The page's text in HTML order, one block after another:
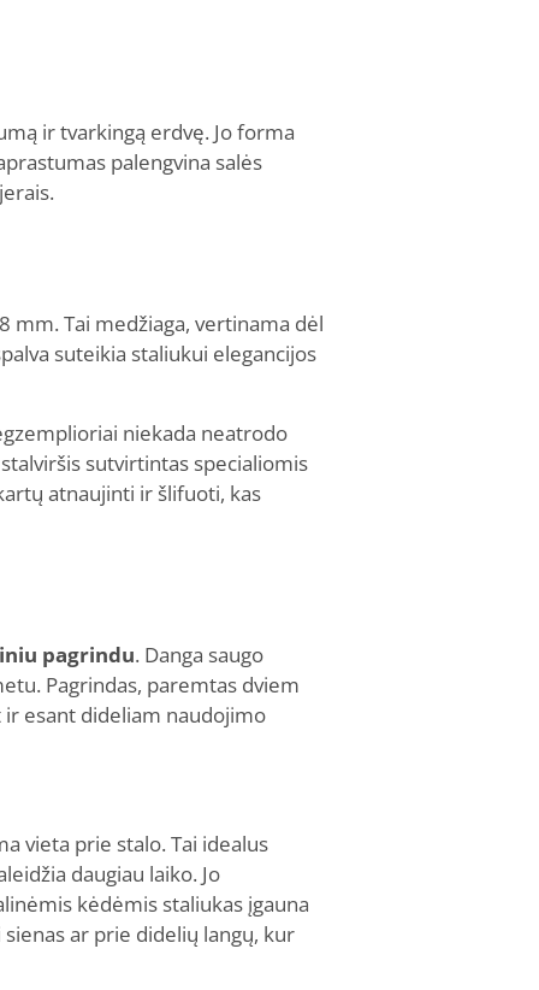
ir tvarkingą erdvę. Jo forma
palengvina salės
mm. Tai medžiaga, vertinama dėl
suteikia staliukui elegancijos
niekada neatrodo
sutvirtintas specialiomis
atnaujinti ir šlifuoti, kas
pagrindu. Danga saugo
Pagrindas, paremtas dviem
ir esant dideliam naudojimo
vieta prie stalo. Tai idealus
daugiau laiko. Jo
kėdėmis staliukas įgauna
ar prie didelių langų, kur